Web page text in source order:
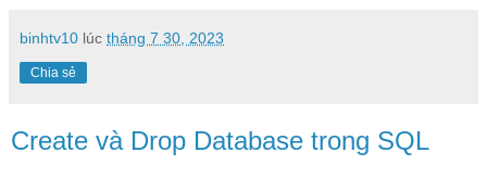
binhtv10 lúc tháng 7 30, 2023
Chia sẻ
Create và Drop Database trong SQL